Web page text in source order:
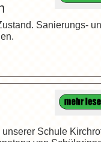
Sanierungs-
Schule